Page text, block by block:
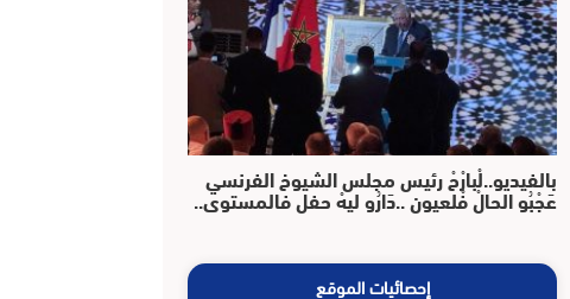
بالفيديو..لْبارْحْ رئيس مجلس الشيوخ الفرنسي
عَجْبُو الحالْ فْلعيون ..دَارُو ليهْ حفل فالمستوى..
إحصائيات الموقع